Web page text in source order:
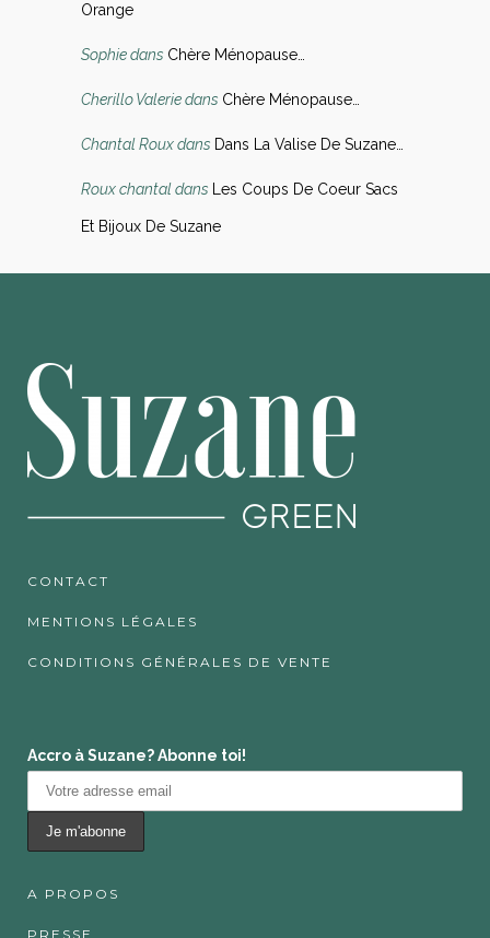
Orange
Sophiedans Chère Ménopause…
Cherillo Valeriedans Chère Ménopause…
Chantal Rouxdans Dans La Valise De Suzane…
Roux chantaldans Les Coups De Coeur Sacs
Et Bijoux De Suzane
CONTACT
MENTIONS LÉGALES
CONDITIONS GÉNÉRALES DE VENTE
Accro à Suzane? Abonne toi!
A PROPOS
PRESSE